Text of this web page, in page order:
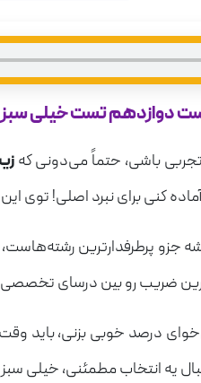
دوازدهم تست خیلی سبز
باشی، حتماً می‌دونی که
کنی برای نبرد اصلی! توی
جزو پرطرفدارترین
ضریب رو بین درسای
درصد خوبی بزنی، باید وقت
یه انتخاب مطمئنی، خیلی